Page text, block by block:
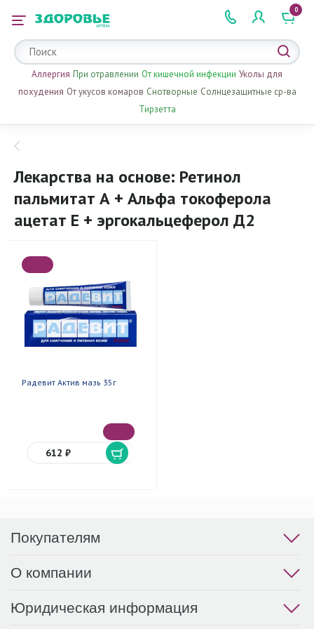
2 505 505
0
Аллергия При отравлении От кишечной инфекции Уколы для
похудения От укусов комаров Снотворные Солнцезащитные ср-ва
Тирзетта
Лекарства на основе: Ретинол
пальмитат А + Альфа токоферола
ацетат Е + эргокальцеферол Д2
Радевит Актив мазь 35г
612 ₽
Покупателям
О компании
Юридическая информация